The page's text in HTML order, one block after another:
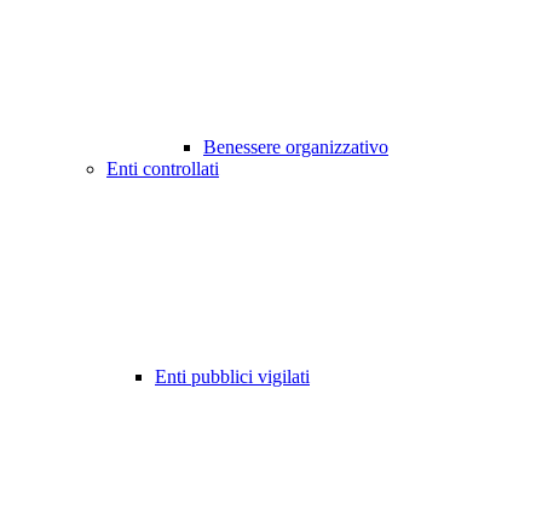
Benessere organizzativo
Enti controllati
Enti pubblici vigilati